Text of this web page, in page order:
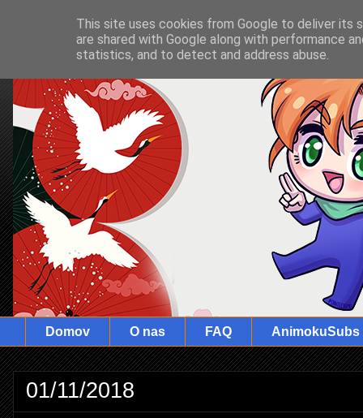
Domov O nas FAQ AnimokuSubs
01/11/2018
This site uses cookies from Google to deliver its
are shared with Google along with performance
statistics, and to detect and address abuse.